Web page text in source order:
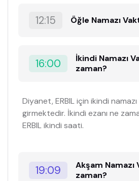
12:15 Öğle Namazı
16:00
İkindi Namazı
zaman?
Diyanet, ERBIL için ikindi
girmektedir. İkindi ezanı ne
ERBIL ikindi saati.
19:09
Akşam Namazı
zaman?